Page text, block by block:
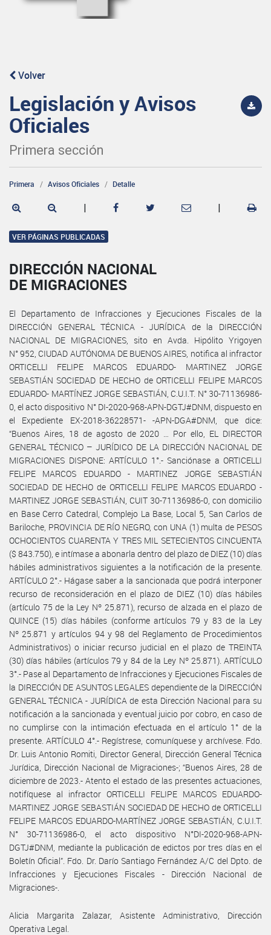
Volver
Legislación y Avisos
Oficiales
Primera sección
Primera Avisos Oficiales Detalle
| |
VER PÁGINAS PUBLICADAS
DIRECCIÓN NACIONAL
DE MIGRACIONES
El Departamento de Infracciones y Ejecuciones Fiscales de la
DIRECCIÓN GENERAL TÉCNICA - JURÍDICA de la DIRECCIÓN
NACIONAL DE MIGRACIONES, sito en Avda. Hipólito Yrigoyen
N° 952, CIUDAD AUTÓNOMA DE BUENOS AIRES, notifica al infractor
ORTICELLI FELIPE MARCOS EDUARDO- MARTINEZ JORGE
SEBASTIÁN SOCIEDAD DE HECHO de ORTICELLI FELIPE MARCOS
EDUARDO- MARTÍNEZ JORGE SEBASTIÁN, C.U.I.T. N° 30-71136986-
0, el acto dispositivo N° DI-2020-968-APN-DGTJ#DNM, dispuesto en
el Expediente EX-2018-36228571- -APN-DGA#DNM, que dice:
“Buenos Aires, 18 de agosto de 2020 … Por ello, EL DIRECTOR
GENERAL TÉCNICO – JURÍDICO DE LA DIRECCIÓN NACIONAL DE
MIGRACIONES DISPONE: ARTÍCULO 1°.- Sanciónase a ORTICELLI
FELIPE MARCOS EDUARDO - MARTINEZ JORGE SEBASTIÁN
SOCIEDAD DE HECHO de ORTICELLI FELIPE MARCOS EDUARDO -
MARTINEZ JORGE SEBASTIÁN, CUIT 30-71136986-0, con domicilio
en Base Cerro Catedral, Complejo La Base, Local 5, San Carlos de
Bariloche, PROVINCIA DE RÍO NEGRO, con UNA (1) multa de PESOS
OCHOCIENTOS CUARENTA Y TRES MIL SETECIENTOS CINCUENTA
($ 843.750), e intímase a abonarla dentro del plazo de DIEZ (10) días
hábiles administrativos siguientes a la notificación de la presente.
ARTÍCULO 2°.- Hágase saber a la sancionada que podrá interponer
recurso de reconsideración en el plazo de DIEZ (10) días hábiles
(artículo 75 de la Ley Nº 25.871), recurso de alzada en el plazo de
QUINCE (15) días hábiles (conforme artículos 79 y 83 de la Ley
Nº 25.871 y artículos 94 y 98 del Reglamento de Procedimientos
Administrativos) o iniciar recurso judicial en el plazo de TREINTA
(30) días hábiles (artículos 79 y 84 de la Ley Nº 25.871). ARTÍCULO
3°.- Pase al Departamento de Infracciones y Ejecuciones Fiscales de
la DIRECCIÓN DE ASUNTOS LEGALES dependiente de la DIRECCIÓN
GENERAL TÉCNICA - JURÍDICA de esta Dirección Nacional para su
notificación a la sancionada y eventual juicio por cobro, en caso de
no cumplirse con la intimación efectuada en el artículo 1° de la
presente. ARTÍCULO 4°.- Regístrese, comuníquese y archívese. Fdo.
Dr. Luis Antonio Romiti, Director General, Dirección General Técnica
Jurídica, Dirección Nacional de Migraciones-; “Buenos Aires, 28 de
diciembre de 2023.- Atento el estado de las presentes actuaciones,
notifíquese al infractor ORTICELLI FELIPE MARCOS EDUARDO-
MARTINEZ JORGE SEBASTIÁN SOCIEDAD DE HECHO de ORTICELLI
FELIPE MARCOS EDUARDO-MARTÍNEZ JORGE SEBASTIÁN, C.U.I.T.
N° 30-71136986-0, el acto dispositivo N°DI-2020-968-APN-
DGTJ#DNM, mediante la publicación de edictos por tres días en el
Boletín Oficial”. Fdo. Dr. Darío Santiago Fernández A/C del Dpto. de
Infracciones y Ejecuciones Fiscales - Dirección Nacional de
Migraciones-.
Alicia Margarita Zalazar, Asistente Administrativo, Dirección
Operativa Legal.